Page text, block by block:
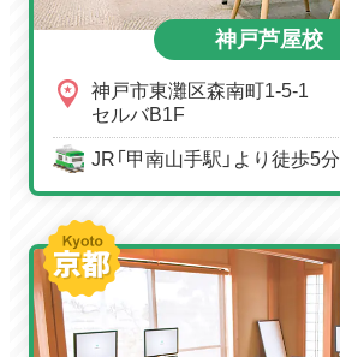
神戸芦屋校
神戸市東灘区森南町1-5-1
セルバB1F
JR「甲南山手駅」より徒歩5分